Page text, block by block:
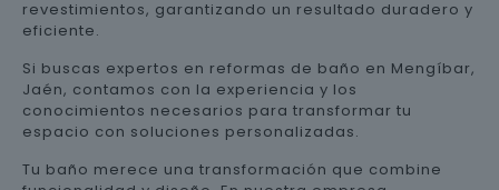
revestimientos, garantizando un resultado duradero y
eficiente.
Si buscas expertos en reformas de baño en Mengíbar,
Jaén, contamos con la experiencia y los
conocimientos necesarios para transformar tu
espacio con soluciones personalizadas.
Tu baño merece una transformación que combine